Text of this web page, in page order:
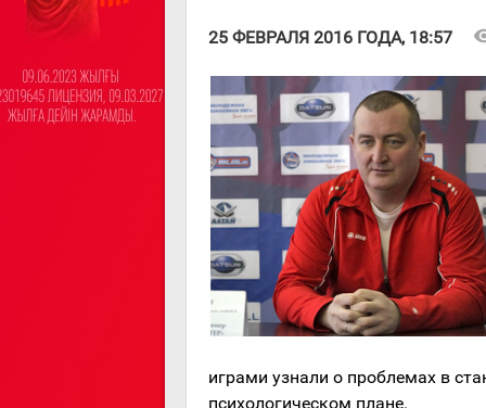
25 ФЕВРАЛЯ 2016 ГОДА, 18:57
играми узнали о проблемах в
психологическом плане.